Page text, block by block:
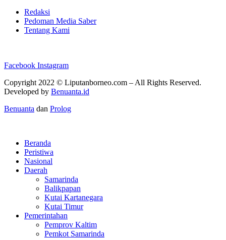
Redaksi
Pedoman Media Saber
Tentang Kami
Facebook Instagram
Copyright 2022 © Liputanborneo.com – All Rights Reserved.
Developed by Benuanta.id
Benuanta dan Prolog
Beranda
Peristiwa
Nasional
Daerah
Samarinda
Balikpapan
Kutai Kartanegara
Kutai Timur
Pemerintahan
Pemprov Kaltim
Pemkot Samarinda